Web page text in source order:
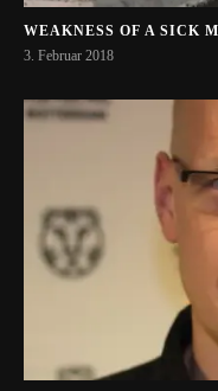
WEAKNESS OF A SICK
3. Februar 2018